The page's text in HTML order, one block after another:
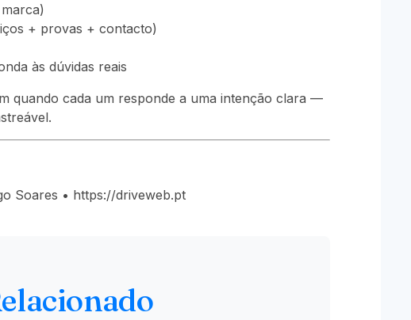
+ provas + contacto)
às dúvidas reais
quando cada um responde a uma intenção clara —
Soares • https://driveweb.pt